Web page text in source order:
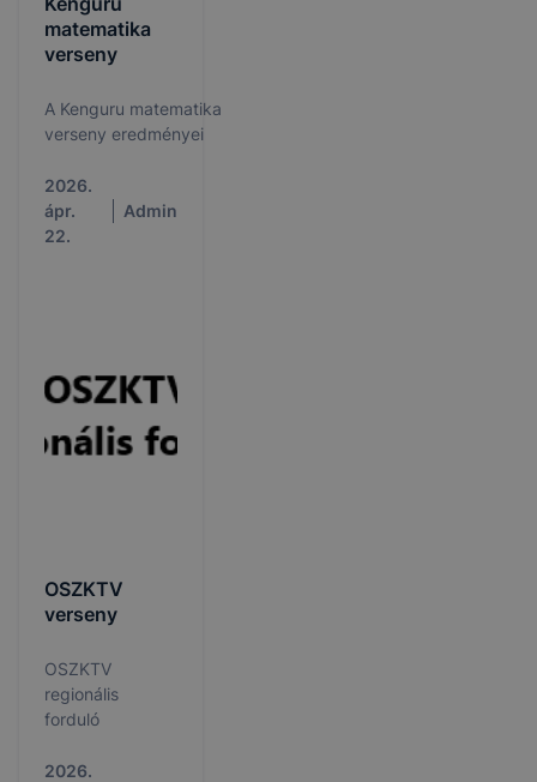
matematika
verseny
A Kenguru matematika
verseny eredményei
2026.
ápr.
22.
Admin
OSZKTV
verseny
OSZKTV
regionális
forduló
2026.